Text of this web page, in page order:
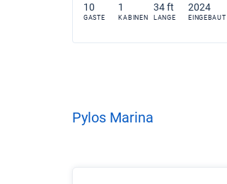
10
GASTE
1
KABINEN
34 ft
LANGE
2024
EINGEBAUT
Pylos Marina